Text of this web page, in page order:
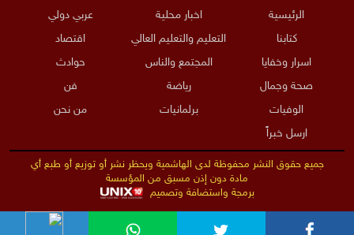
الرئيسية اخبار محلية
عربي دولي
كتابنا
التعليم والتعليم العالي
اقتصاد
اسرار وخفايا
المجتمع والناس
حوادث
صحة وجمال
رياضة
فن
الوفيات
برلمانيات
من نحن
ارسل خبراً
جميع حقوق النشر محفوظة لدى الهاشمية ويحظر نشر أو توزيع أو طبع أي
مادة دون إذن مسبق من المؤسسة
برمجة واستضافة وتصميم